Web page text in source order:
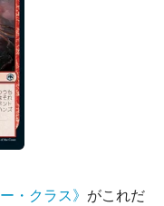
・クラス》 がこれだ